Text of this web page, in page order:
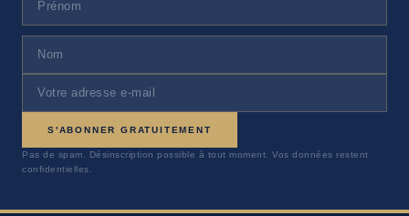
S'ABONNER GRATUITEMENT
Pas de spam. Désinscription possible à tout moment. Vos données restent
confidentielles.